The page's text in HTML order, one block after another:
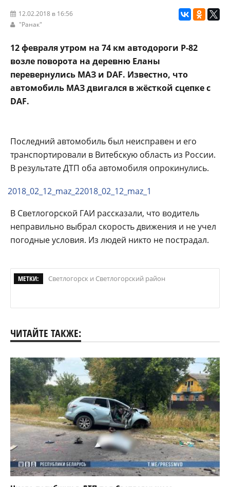
12.02.2018 в 16:56
"Ранак"
12 февраля утром на 74 км автодороги Р-82
возле поворота на деревню Еланы
перевернулись МАЗ и DAF. Известно, что
автомобиль МАЗ двигался в жёсткой сцепке с
DAF.
Последний автомобиль был неисправен и его
транспортировали в Витебскую область из России.
В результате ДТП оба автомобиля опрокинулись.
2018_02_12_maz_22018_02_12_maz_1
В Светлогорской ГАИ рассказали, что водитель
неправильно выбрал скорость движения и не учел
погодные условия. Из людей никто не пострадал.
МЕТКИ: Светлогорск и Светлогорский район
ЧИТАЙТЕ ТАКЖЕ: